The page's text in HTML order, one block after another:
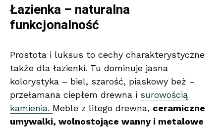
Łazienka – naturalna
funkcjonalność
Prostota i luksus to cechy charakterystyczne
także dla łazienki. Tu dominuje jasna
kolorystyka – biel, szarość, piaskowy beż –
przełamana ciepłem drewna i surowością
kamienia. Meble z litego drewna, ceramiczne
umywalki, wolnostojące wanny i metalowe